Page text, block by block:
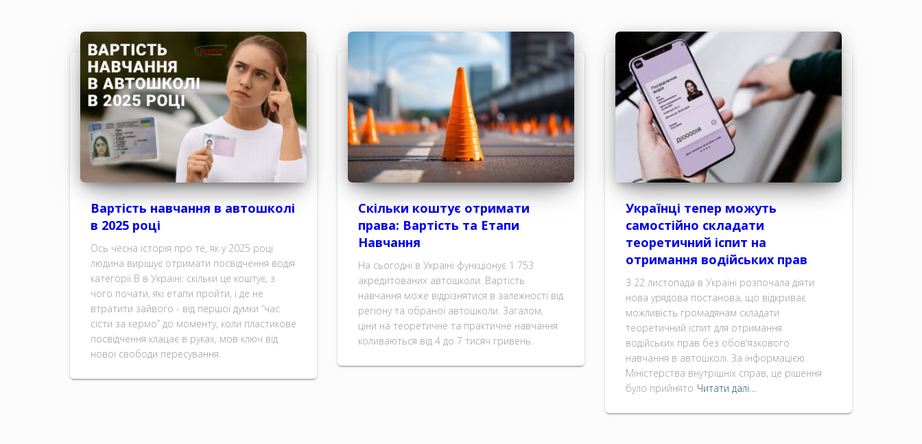
Вартість навчання в автошколі
в 2025 році
Ось чесна історія про те, як у 2025 році
людина вирішує отримати посвідчення водія
категорії B в Україні: скільки це коштує, з
чого почати, які етапи пройти, і де не
втратити зайвого - від першої думки “час
сісти за кермо” до моменту, коли пластикове
посвідчення клацає в руках, мов ключ від
нової свободи пересування.
Скільки коштує отримати
права: Вартість та Етапи
Навчання
На сьогодні в Україні функціонує 1 753
акредитованих автошколи. Вартість
навчання може відрізнятися в залежності від
регіону та обраної автошколи. Загалом,
ціни на теоретичне та практичне навчання
коливаються від 4 до 7 тисяч гривень.
Українці тепер можуть
самостійно складати
теоретичний іспит на
отримання водійських прав
З 22 листопада в Україні розпочала діяти
нова урядова постанова, що відкриває
можливість громадянам складати
теоретичний іспит для отримання
водійських прав без обов'язкового
навчання в автошколі. За інформацією
Міністерства внутрішніх справ, це рішення
було прийнято Читати далі…